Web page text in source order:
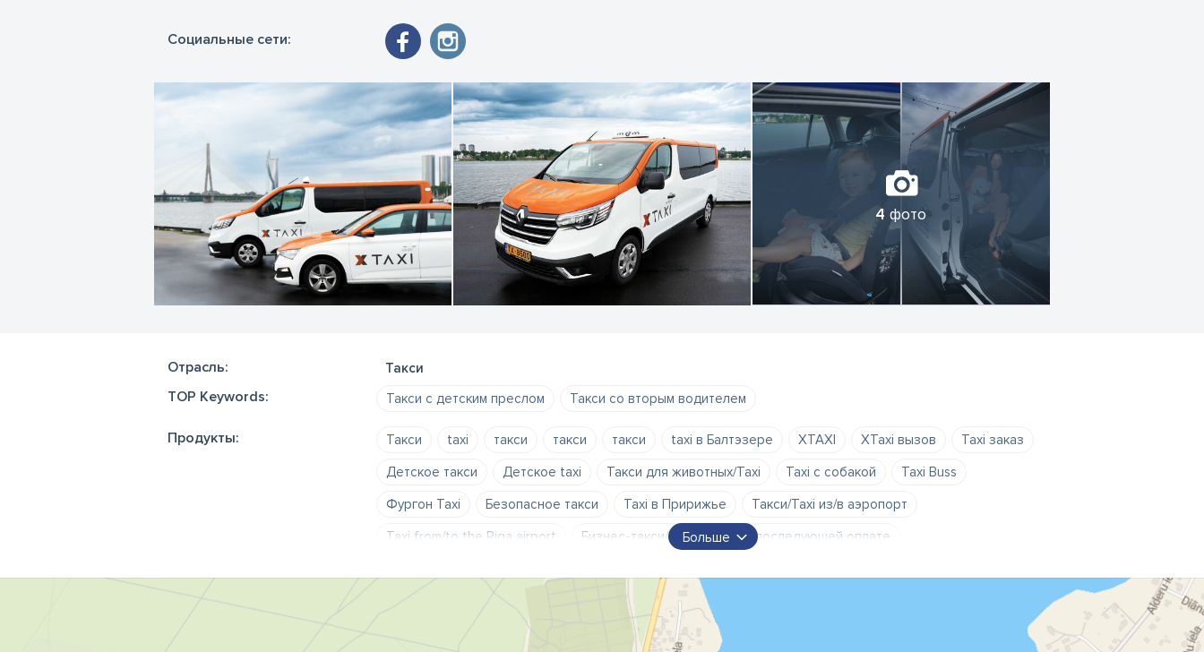
Социальные сети:
4 фото
Отрасль: Такси
TOP Keywords: Такси с детским преслом Такси со вторым водителем
Продукты: Такси taxi такси такси такси taxi в Балтэзере XTAXI XTaxi вызов
Taxi заказ
Детское такси
Детское taxi Такси для животных/Taxi Taxi с собакой
Taxi Buss
Фургон Taxi
Безопасное такси Taxi в Пририжье
Такси/Taxi из/в аэропорт
Taxi from/to the Riga airport
Бизнес-такси/Taxi
Taxi к последующей оплате
8-местное такси
восьмиместное такси Перегон Taxi
Такси юридических лиц/Taxi
Расчет Taxi банковской картой
Больше